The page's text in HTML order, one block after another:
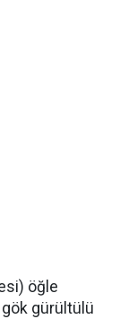
öğle
gürültülü